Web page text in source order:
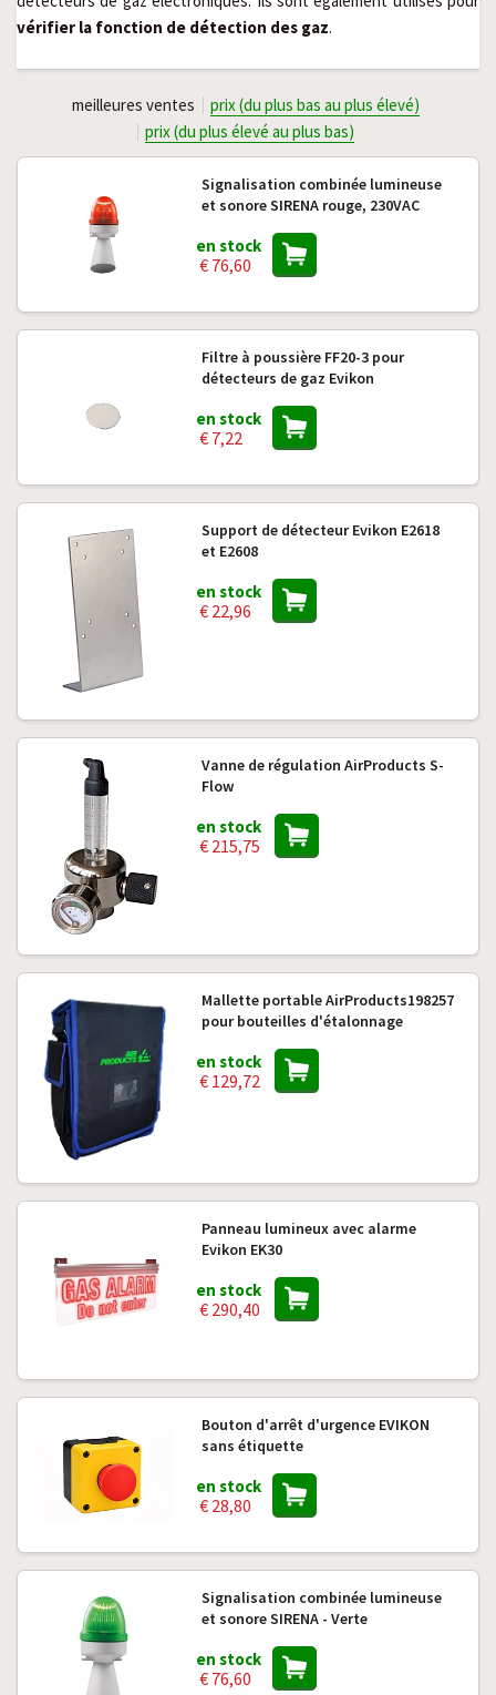
vérifier la fonction de détection des gaz.
meilleures ventes
prix (du plus bas au plus élevé)
prix (du plus élevé au plus bas)
Signalisation combinée lumineuse
et sonore SIRENA rouge, 230VAC
en stock
€ 76,60
Filtre à poussière FF20-3 pour
détecteurs de gaz Evikon
en stock
€ 7,22
Support de détecteur Evikon E2618
et E2608
en stock
€ 22,96
Vanne de régulation AirProducts S-
Flow
en stock
€ 215,75
Mallette portable AirProducts198257
pour bouteilles d'étalonnage
en stock
€ 129,72
Panneau lumineux avec alarme
Evikon EK30
en stock
€ 290,40
Bouton d'arrêt d'urgence EVIKON
sans étiquette
en stock
€ 28,80
Signalisation combinée lumineuse
et sonore SIRENA - Verte
en stock
€ 76,60